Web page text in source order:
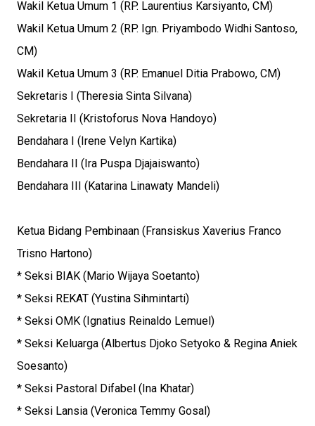
Wakil Ketua Umum 1 (RP. Laurentius Karsiyanto, CM)
Wakil Ketua Umum 2 (RP. Ign. Priyambodo Widhi Santoso,
CM)
Wakil Ketua Umum 3 (RP. Emanuel Ditia Prabowo, CM)
Sekretaris I (Theresia Sinta Silvana)
Sekretaria II (Kristoforus Nova Handoyo)
Bendahara I (Irene Velyn Kartika)
Bendahara II (Ira Puspa Djajaiswanto)
Bendahara III (Katarina Linawaty Mandeli)
Ketua Bidang Pembinaan (Fransiskus Xaverius Franco
Trisno Hartono)
* Seksi BIAK (Mario Wijaya Soetanto)
* Seksi REKAT (Yustina Sihmintarti)
* Seksi OMK (Ignatius Reinaldo Lemuel)
* Seksi Keluarga (Albertus Djoko Setyoko & Regina Aniek
Soesanto)
* Seksi Pastoral Difabel (Ina Khatar)
* Seksi Lansia (Veronica Temmy Gosal)